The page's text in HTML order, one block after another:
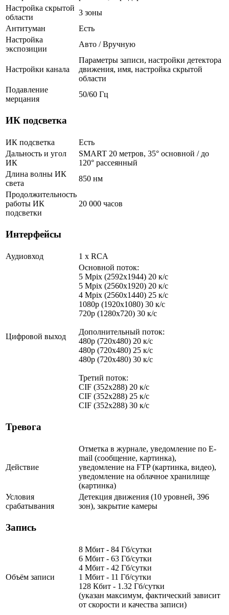
Настройка скрытой
области
3 зоны
Антитуман
Есть
Настройка
экспозиции
Авто / Вручную
Настройки канала
Параметры записи, настройки детектора
движения, имя, настройка скрытой
области
Подавление
мерцания
50/60 Гц
ИК подсветка
ИК подсветка
Есть
Дальность и угол
ИК
SMART 20 метров, 35° основной / до
120° рассеянный
Длина волны ИК
света
850 нм
Продолжительность
работы ИК
подсветки
20 000 часов
Интерфейсы
Аудиовход 1 х RCA
Цифровой выход
Основной поток:
5 Mpix (2592x1944) 20 к/с
5 Mpix (2560x1920) 20 к/с
4 Mpix (2560x1440) 25 к/с
1080p (1920x1080) 30 к/с
720p (1280x720) 30 к/с
Дополнительный поток:
480p (720x480) 20 к/с
480p (720x480) 25 к/с
480p (720x480) 30 к/с
Третий поток:
CIF (352x288) 20 к/с
CIF (352x288) 25 к/с
CIF (352x288) 30 к/с
Тревога
Действие
Отметка в журнале, уведомление по E-
mail (сообщение, картинка),
уведомление на FTP (картинка, видео),
уведомление на облачное хранилище
(картинка)
Условия
срабатывания
Детекция движения (10 уровней, 396
зон), закрытие камеры
Запись
Объём записи
8 Мбит - 84 Гб/сутки
6 Мбит - 63 Гб/сутки
4 Мбит - 42 Гб/сутки
1 Мбит - 11 Гб/сутки
128 Кбит - 1.32 Гб/сутки
(указан максимум, фактический зависит
от скорости и качества записи)